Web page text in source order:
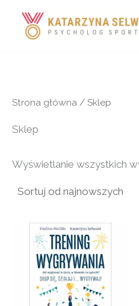
Strona główna / Sklep
Sklep
Wyświetlanie wszystkich